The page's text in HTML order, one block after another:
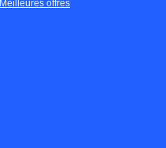
Meilleures offres